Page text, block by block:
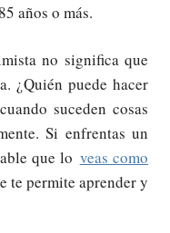
años o más.
no significa que
¿Quién puede hacer
suceden cosas
Si enfrentas un
que lo veas como
te permite aprender y